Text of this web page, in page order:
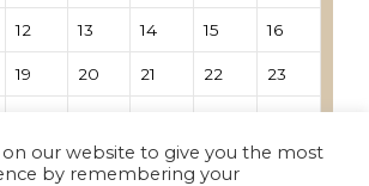
12 13 14 15 16
19 20 21 22 23
on our website to give you the most
by remembering your